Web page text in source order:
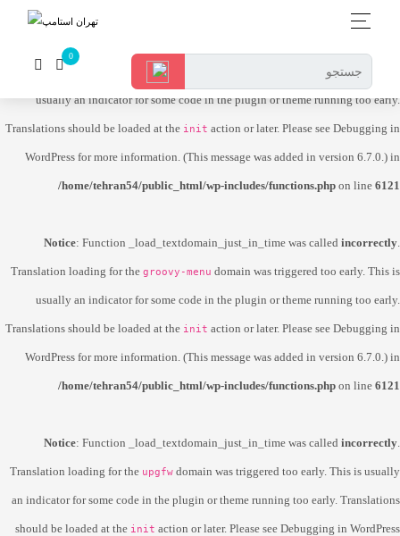
Translation loading for the dokan-lite domain was triggered too early. This is
usually an indicator for some code in the plugin or theme running too early.
Translations should be loaded at the init action or later. Please see Debugging in
WordPress for more information. (This message was added in version 6.7.0.) in
/home/tehran54/public_html/wp-includes/functions.php on line 6121
Notice: Function _load_textdomain_just_in_time was called incorrectly.
Translation loading for the groovy-menu domain was triggered too early. This is
usually an indicator for some code in the plugin or theme running too early.
Translations should be loaded at the init action or later. Please see Debugging in
WordPress for more information. (This message was added in version 6.7.0.) in
/home/tehran54/public_html/wp-includes/functions.php on line 6121
Notice: Function _load_textdomain_just_in_time was called incorrectly.
Translation loading for the upgfw domain was triggered too early. This is usually
an indicator for some code in the plugin or theme running too early. Translations
should be loaded at the init action or later. Please see Debugging in WordPress